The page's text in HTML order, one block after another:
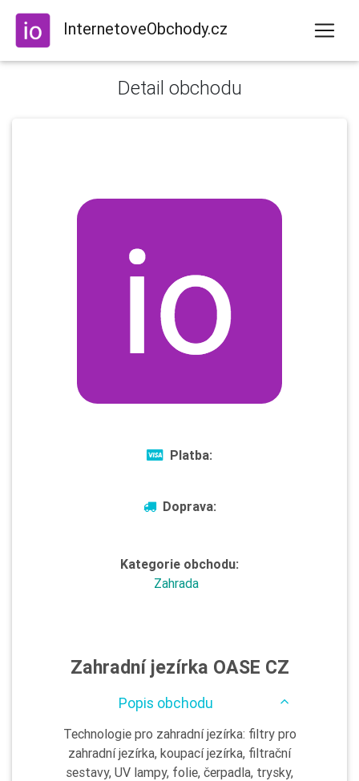
InternetoveObchody.cz
Detail obchodu
Platba:
Doprava:
Kategorie obchodu:
Zahrada
Zahradní jezírka OASE CZ
Popis obchodu
Technologie pro zahradní jezírka: filtry pro
zahradní jezírka, koupací jezírka, filtrační
sestavy, UV lampy, folie, čerpadla, trysky,